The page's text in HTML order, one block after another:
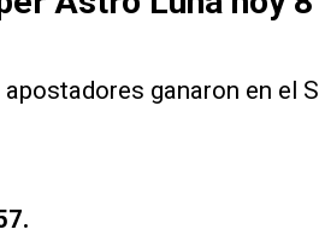
ganaron en el